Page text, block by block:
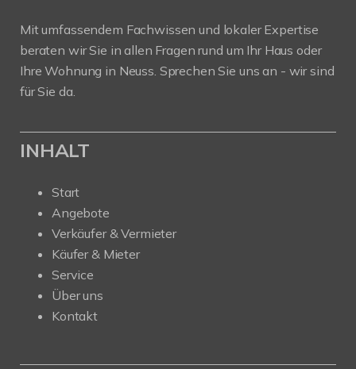
Mit umfassendem Fachwissen und lokaler Expertise
beraten wir Sie in allen Fragen rund um Ihr Haus oder
Ihre Wohnung in Neuss. Sprechen Sie uns an - wir sind
für Sie da.
INHALT
Start
Angebote
Verkäufer & Vermieter
Käufer & Mieter
Service
Über uns
Kontakt